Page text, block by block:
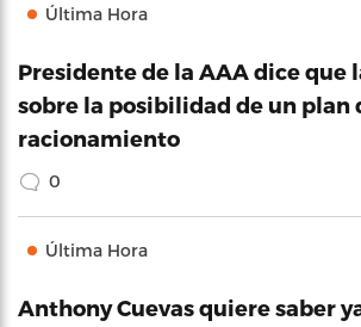
Última Hora
Presidente de la AAA dice que
sobre la posibilidad de un plan
racionamiento
0
Última Hora
Anthony Cuevas quiere saber